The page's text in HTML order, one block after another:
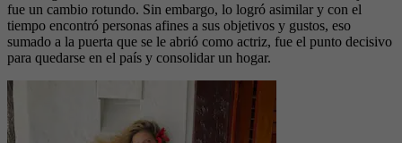
fue un cambio rotundo. Sin embargo, lo logró asimilar y con el
tiempo encontró personas afines a sus objetivos y gustos, eso
sumado a la puerta que se le abrió como actriz, fue el punto decisivo
para quedarse en el país y consolidar un hogar.